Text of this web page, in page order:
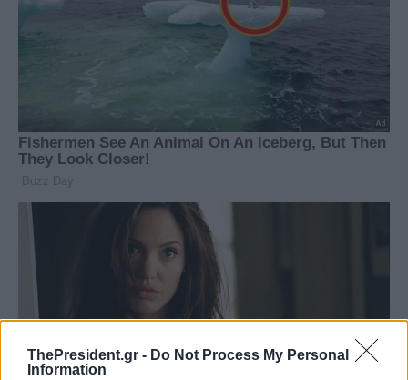
ThePresident.gr - Do Not Process My Personal
Information